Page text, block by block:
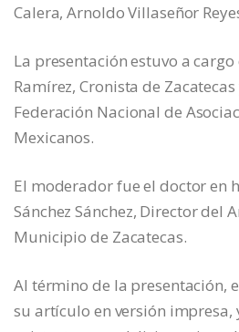
Calera, Arnoldo Villaseñor
La presentación estuvo a
Ramírez, Cronista de
Federación Nacional de
Mexicanos.
El moderador fue el doctor en
Sánchez Sánchez, Director del
Municipio de Zacatecas.
Al término de la presentación,
su artículo en versión impresa,